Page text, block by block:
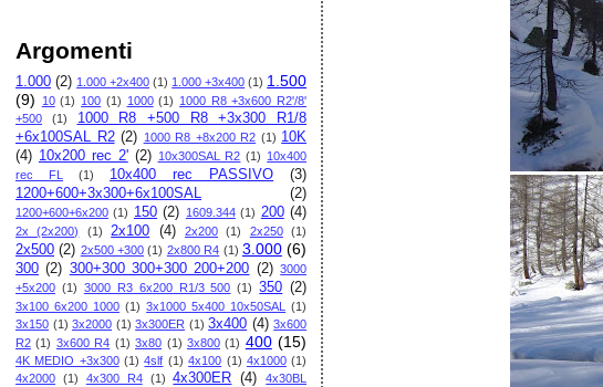
Argomenti
1.000 (2) 1.000 +2x400 (1) 1.000 +3x400 (1) 1.500
(9)
10 (1) 100 (1) 1000 (1) 1000 R8 +3x600 R2'/8'
+500
(1)
1000 R8 +500 R8 +3x300 R1/8
+6x100SAL R2 (2) 1000 R8 +8x200 R2 (1) 10K
(4) 10x200 rec 2' (2) 10x300SAL R2 (1) 10x400
rec FL
(1) 10x400 rec PASSIVO
(3)
1200+600+3x300+6x100SAL
(2)
1200+600+6x200 (1) 150 (2) 1609.344 (1) 200 (4)
2x (2x200) (1) 2x100 (4) 2x200 (1) 2x250 (1)
2x500 (2) 2x500 +300 (1) 2x800 R4 (1) 3.000 (6)
300 (2) 300+300 300+300 200+200 (2) 3000
+5x200 (1) 3000 R3 6x200 R1/3 500 (1) 350 (2)
3x100 6x200 1000 (1) 3x1000 5x400 10x50SAL
(1)
3x150 (1) 3x2000 (1) 3x300ER (1) 3x400 (4) 3x600
R2 (1) 3x600 R4 (1) 3x80 (1) 3x800 (1) 400 (15)
4K MEDIO +3x300 (1) 4slf (1) 4x100 (1) 4x1000 (1)
4x2000 (1) 4x300 R4 (1) 4x300ER (4)
4x30BL